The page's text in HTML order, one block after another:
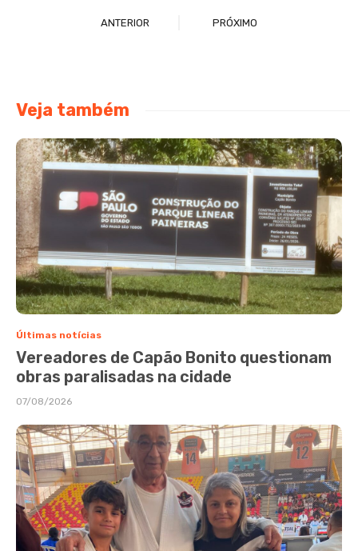
ANTERIOR PRÓXIMO
Veja também
Últimas notícias
Vereadores de Capão Bonito questionam
obras paralisadas na cidade
07/08/2026